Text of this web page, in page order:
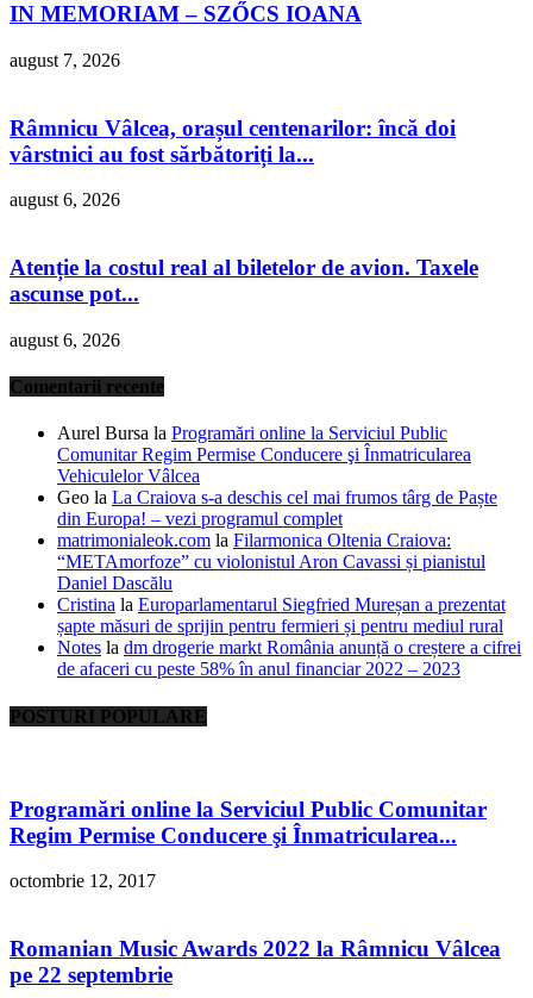
IN MEMORIAM – SZŐCS IOANA
august 7, 2026
Râmnicu Vâlcea, orașul centenarilor: încă doi
vârstnici au fost sărbătoriți la...
august 6, 2026
Atenție la costul real al biletelor de avion. Taxele
ascunse pot...
august 6, 2026
Comentarii recente
Aurel Bursa la Programări online la Serviciul Public
Comunitar Regim Permise Conducere şi Înmatricularea
Vehiculelor Vâlcea
Geo la La Craiova s-a deschis cel mai frumos târg de Paște
din Europa! – vezi programul complet
matrimonialeok.com la Filarmonica Oltenia Craiova:
“METAmorfoze” cu violonistul Aron Cavassi și pianistul
Daniel Dascălu
Cristina la Europarlamentarul Siegfried Mureșan a prezentat
șapte măsuri de sprijin pentru fermieri și pentru mediul rural
Notes la dm drogerie markt România anunță o creștere a cifrei
de afaceri cu peste 58% în anul financiar 2022 – 2023
POSTURI POPULARE
Programări online la Serviciul Public Comunitar
Regim Permise Conducere şi Înmatricularea...
octombrie 12, 2017
Romanian Music Awards 2022 la Râmnicu Vâlcea
pe 22 septembrie